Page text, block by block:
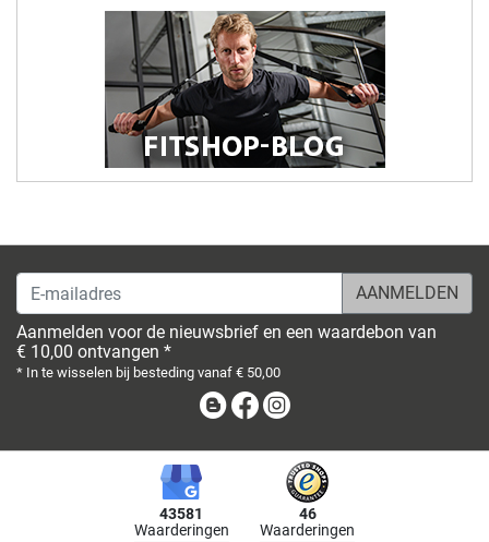
E-mailadres
Aanmelden voor de nieuwsbrief en een waardebon van
€ 10,00 ontvangen *
* In te wisselen bij besteding vanaf € 50,00
BlogFacebook
43581
Waarderingen
46
Waarderingen